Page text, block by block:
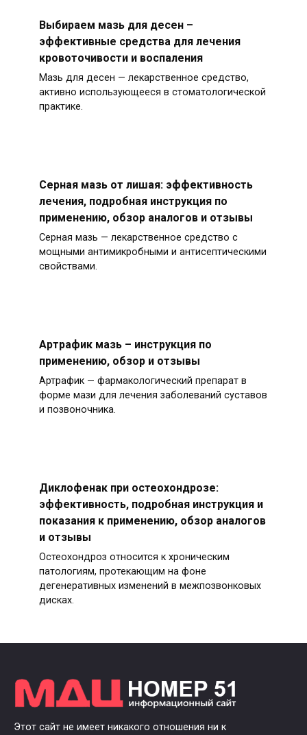
Выбираем мазь для десен –
эффективные средства для лечения
кровоточивости и воспаления
Мазь для десен — лекарственное средство,
активно использующееся в стоматологической
практике.
Серная мазь от лишая: эффективность
лечения, подробная инструкция по
применению, обзор аналогов и отзывы
Серная мазь — лекарственное средство с
мощными антимикробными и антисептическими
свойствами.
Артрафик мазь – инструкция по
применению, обзор и отзывы
Артрафик — фармакологический препарат в
форме мази для лечения заболеваний суставов
и позвоночника.
Диклофенак при остеохондрозе:
эффективность, подробная инструкция и
показания к применению, обзор аналогов
и отзывы
Остеохондроз относится к хроническим
патологиям, протекающим на фоне
дегенеративных изменений в межпозвонковых
дисках.
Этот сайт не имеет никакого отношения ни к